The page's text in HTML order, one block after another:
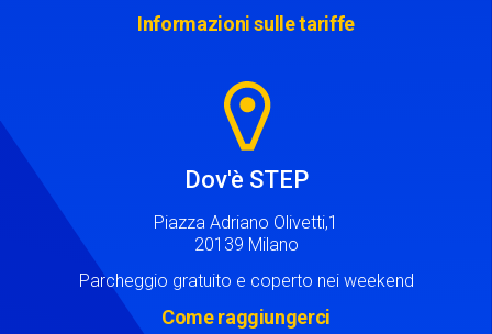
Informazioni sulle tariffe
Dov'è STEP
Piazza Adriano Olivetti,1
20139 Milano
Parcheggio gratuito e coperto nei weekend
Come raggiungerci